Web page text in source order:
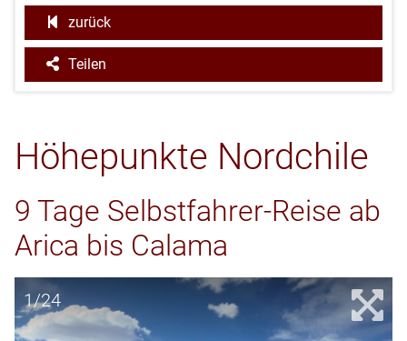
zurück
Teilen
Höhepunkte Nordchile
9 Tage Selbstfahrer-Reise ab
Arica bis Calama
1/24